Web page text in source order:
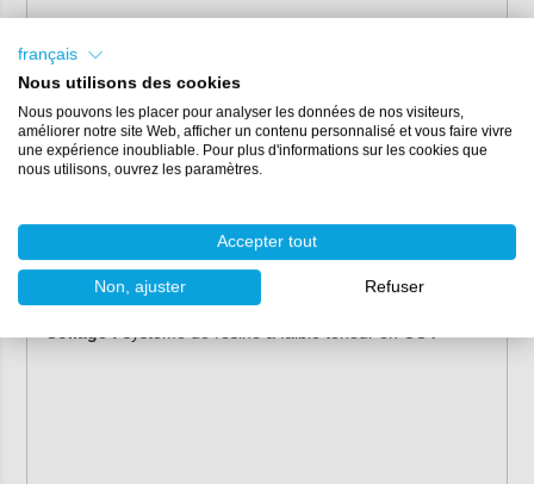
Ses c
Granulométrie :P800, P1000, P1200, P1500, P2000,
P2500
Diamètre :150 mm
Emballage :par 5 feuilles (également disponible par boîte
Base :film polyester
Version :velcro (velcro)
Grain :oxyde d'aluminium
français
Nous utilisons des cookies
Nous pouvons les placer pour analyser les données de nos visiteurs,
améliorer notre site Web, afficher un contenu personnalisé et vous faire vivre
une expérience inoubliable. Pour plus d'informations sur les cookies que
nous utilisons, ouvrez les paramètres.
Accepter tout
Non, ajuster Refuser